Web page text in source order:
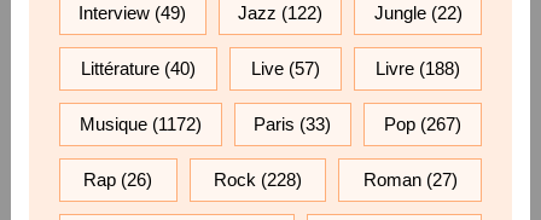
Interview (49) Jazz (122) Jungle(22)
Littérature(40) Live (57) Livre (188)
Musique(1172) Paris (33) Pop (267)
Rap (26) Rock (228) Roman(27)